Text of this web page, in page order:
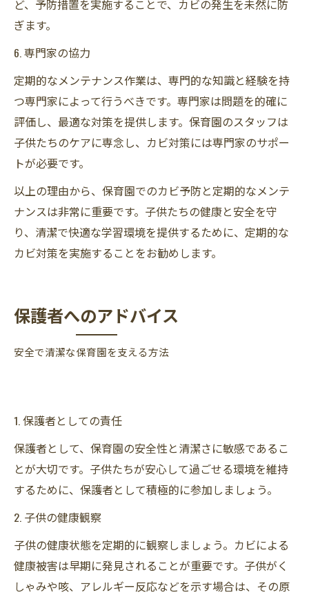
ど、予防措置を実施することで、カビの発生を未然に防
ぎます。
6. 専門家の協力
定期的なメンテナンス作業は、専門的な知識と経験を持
つ専門家によって行うべきです。専門家は問題を的確に
評価し、最適な対策を提供します。保育園のスタッフは
子供たちのケアに専念し、カビ対策には専門家のサポー
トが必要です。
以上の理由から、保育園でのカビ予防と定期的なメンテ
ナンスは非常に重要です。子供たちの健康と安全を守
り、清潔で快適な学習環境を提供するために、定期的な
カビ対策を実施することをお勧めします。
保護者へのアドバイス
安全で清潔な保育園を支える方法
1. 保護者としての責任
保護者として、保育園の安全性と清潔さに敏感であるこ
とが大切です。子供たちが安心して過ごせる環境を維持
するために、保護者として積極的に参加しましょう。
2. 子供の健康観察
子供の健康状態を定期的に観察しましょう。カビによる
健康被害は早期に発見されることが重要です。子供がく
しゃみや咳、アレルギー反応などを示す場合は、その原